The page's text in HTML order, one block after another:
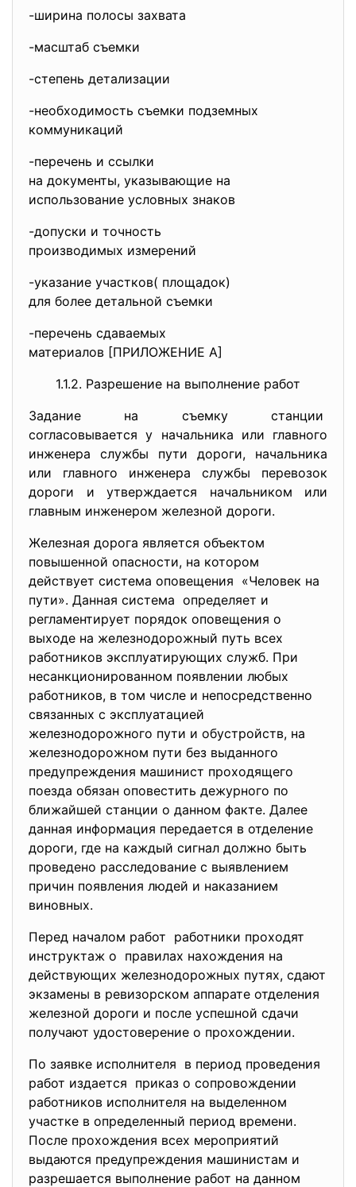
-ширина полосы захвата
-масштаб съемки
-степень детализации
-необходимость съемки подземных
коммуникаций
-перечень и ссылки
на документы, указывающие на
использование условных знаков
-допуски и точность
производимых измерений
-указание участков( площадок)
для более детальной съемки
-перечень сдаваемых
материалов [ПРИЛОЖЕНИЕ А]
1.1.2. Разрешение на выполнение работ
Задание на съемку станции
согласовывается у начальника или главного
инженера службы пути дороги, начальника
или главного инженера службы перевозок
дороги и утверждается начальником или
главным инженером железной дороги.
Железная дорога является объектом
повышенной опасности, на котором
действует система оповещения «Человек на
пути». Данная система определяет и
регламентирует порядок оповещения о
выходе на железнодорожный путь всех
работников эксплуатирующих служб. При
несанкционированном появлении любых
работников, в том числе и непосредственно
связанных с эксплуатацией
железнодорожного пути и обустройств, на
железнодорожном пути без выданного
предупреждения машинист проходящего
поезда обязан оповестить дежурного по
ближайшей станции о данном факте. Далее
данная информация передается в отделение
дороги, где на каждый сигнал должно быть
проведено расследование с выявлением
причин появления людей и наказанием
виновных.
Перед началом работ работники проходят
инструктаж о правилах нахождения на
действующих железнодорожных путях, сдают
экзамены в ревизорском аппарате отделения
железной дороги и после успешной сдачи
получают удостоверение о прохождении.
По заявке исполнителя в период проведения
работ издается приказ о сопровождении
работников исполнителя на выделенном
участке в определенный период времени.
После прохождения всех мероприятий
выдаются предупреждения машинистам и
разрешается выполнение работ на данном